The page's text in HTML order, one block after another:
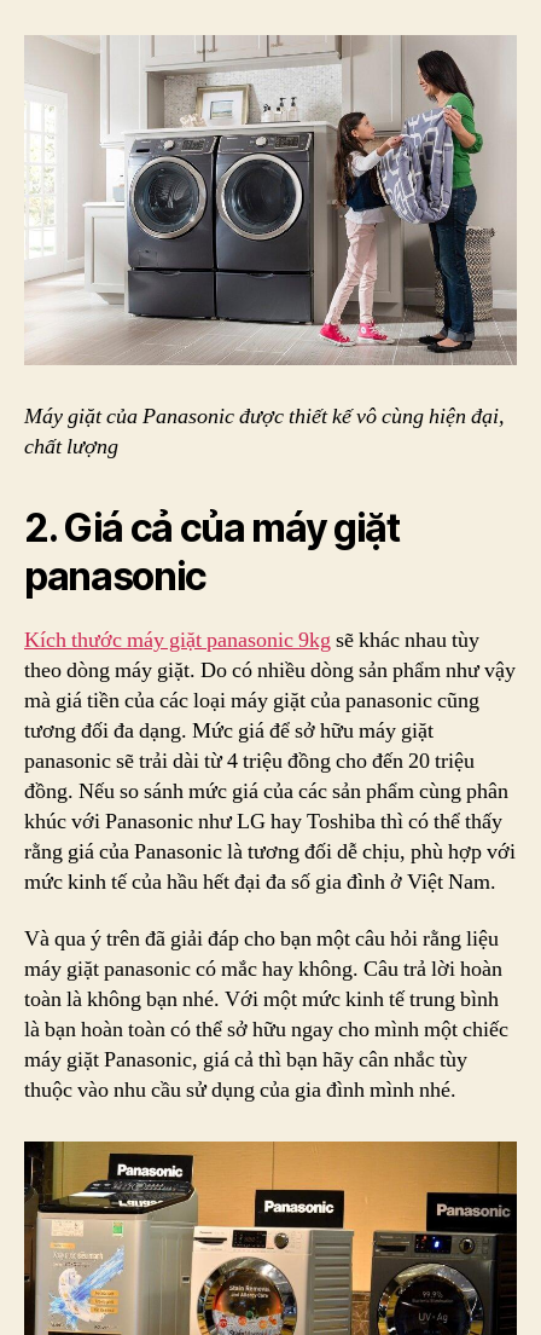
Máy giặt của Panasonic được thiết kế vô cùng hiện đại,
chất lượng
2. Giá cả của máy giặt
panasonic
Kích thước máy giặt panasonic 9kgsẽ khác nhau tùy
theo dòng máy giặt. Do có nhiều dòng sản phẩm như vậy
mà giá tiền của các loại máy giặt của panasonic cũng
tương đối đa dạng. Mức giá để sở hữu máy giặt
panasonic sẽ trải dài từ 4 triệu đồng cho đến 20 triệu
đồng. Nếu so sánh mức giá của các sản phẩm cùng phân
khúc với Panasonic như LG hay Toshiba thì có thể thấy
rằng giá của Panasonic là tương đối dễ chịu, phù hợp với
mức kinh tế của hầu hết đại đa số gia đình ở Việt Nam.
Và qua ý trên đã giải đáp cho bạn một câu hỏi rằng liệu
máy giặt panasonic có mắc hay không. Câu trả lời hoàn
toàn là không bạn nhé. Với một mức kinh tế trung bình
là bạn hoàn toàn có thể sở hữu ngay cho mình một chiếc
máy giặt Panasonic, giá cả thì bạn hãy cân nhắc tùy
thuộc vào nhu cầu sử dụng của gia đình mình nhé.